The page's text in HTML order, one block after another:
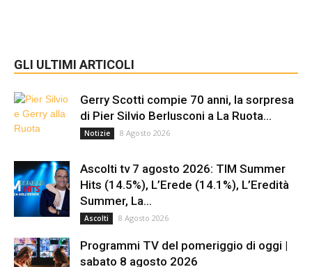
GLI ULTIMI ARTICOLI
Gerry Scotti compie 70 anni, la sorpresa
di Pier Silvio Berlusconi a La Ruota...
Notizie 8 Agosto 2026
Ascolti tv 7 agosto 2026: TIM Summer
Hits (14.5%), L’Erede (14.1%), L’Eredità
Summer, La...
Ascolti 8 Agosto 2026
Programmi TV del pomeriggio di oggi |
sabato 8 agosto 2026